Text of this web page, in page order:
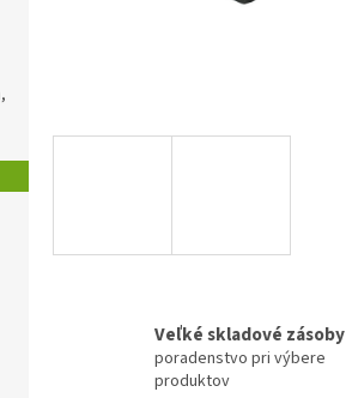
Veľké skladové zásoby
poradenstvo pri výbere
produktov